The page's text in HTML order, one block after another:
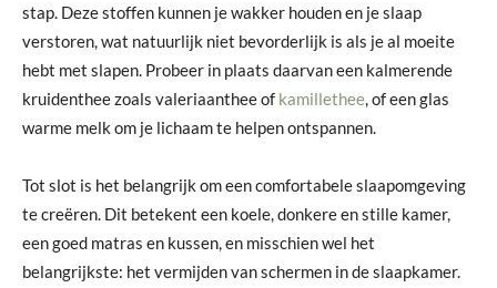
stap. Deze stoffen kunnen je wakker houden en je slaap
verstoren, wat natuurlijk niet bevorderlijk is als je al moeite
hebt met slapen. Probeer in plaats daarvan een kalmerende
kruidenthee zoals valeriaanthee of kamillethee, of een glas
warme melk om je lichaam te helpen ontspannen.
Tot slot is het belangrijk om een comfortabele slaapomgeving
te creëren. Dit betekent een koele, donkere en stille kamer,
een goed matras en kussen, en misschien wel het
belangrijkste: het vermijden van schermen in de slaapkamer.